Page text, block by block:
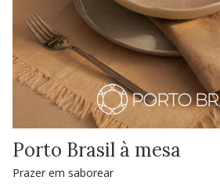
Porto Brasil à mesa
Prazer em saborear